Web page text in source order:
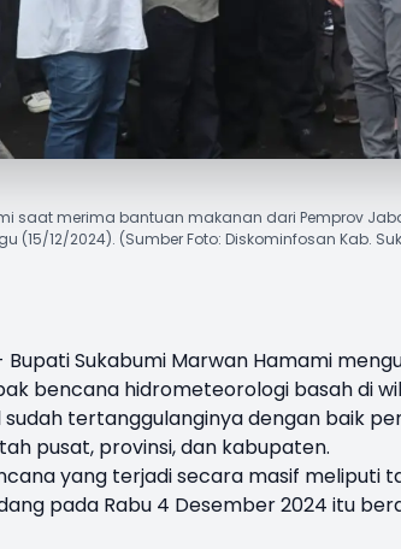
saat merima bantuan makanan dari Pemprov
(15/12/2024). (Sumber Foto: Diskominfosan Kab.
Bupati Sukabumi Marwan Hamami
bencana hidrometeorologi basah di
sudah tertanggulanginya dengan baik
pusat, provinsi, dan kabupaten.
yang terjadi secara masif meliputi
pada Rabu 4 Desember 2024 itu